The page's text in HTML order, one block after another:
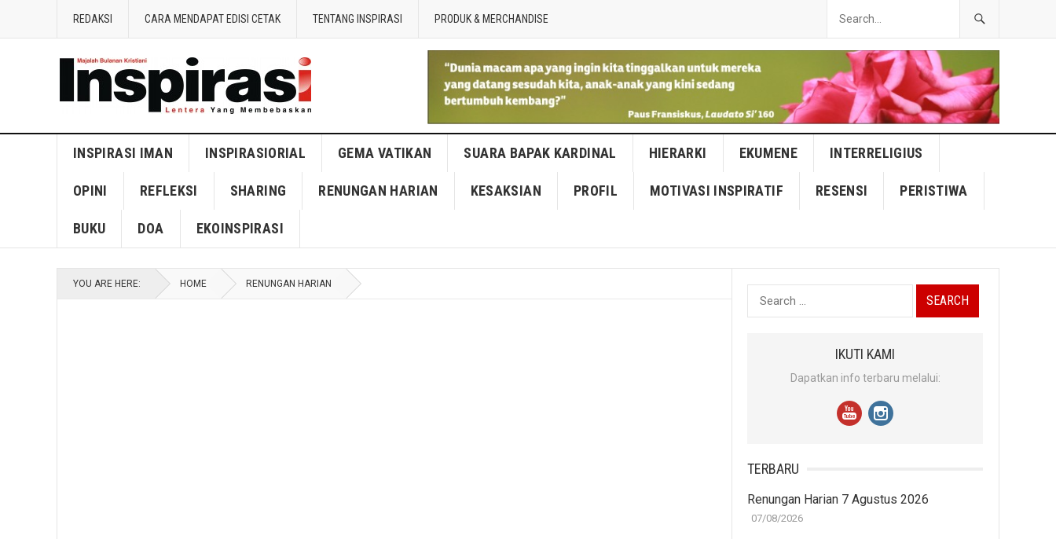
REDAKSI CARA MENDAPAT EDISI CETAK TENTANG INSPIRASI PRODUK & MERCHANDISE
INSPIRASI IMAN INSPIRASIORIAL GEMA VATIKAN SUARA BAPAK KARDINAL HIERARKI EKUMENE INTERRELIGIUS
OPINI REFLEKSI SHARING RENUNGAN HARIAN KESAKSIAN PROFIL MOTIVASI INSPIRATIF RESENSI PERISTIWA
BUKU DOA EKOINSPIRASI
YOU ARE HERE: HOME RENUNGAN HARIAN
Search
for:
IKUTI KAMI
Dapatkan info terbaru melalui:
TERBARU
Renungan Harian 7 Agustus 2026
07/08/2026